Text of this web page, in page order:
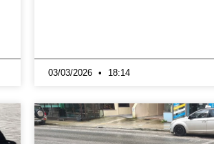
03/03/2026 18:14